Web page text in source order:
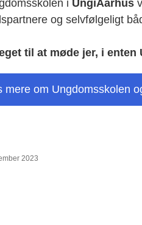
i UngiAarhus
og selvfølgeligt
til at møde jer, i enten
om Ungdomsskolen
2023